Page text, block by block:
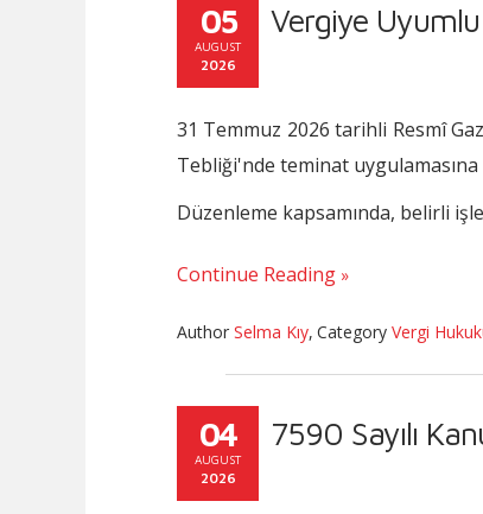
05
AUGUST
2026
Vergiye
31 Temmuz 2026 tarihli Resmî
Tebliği'nde teminat
Düzenleme kapsamında, belirli
Continue Reading
Author Selma Kıy, Category Vergi
04
AUGUST
2026
7590 Sayılı